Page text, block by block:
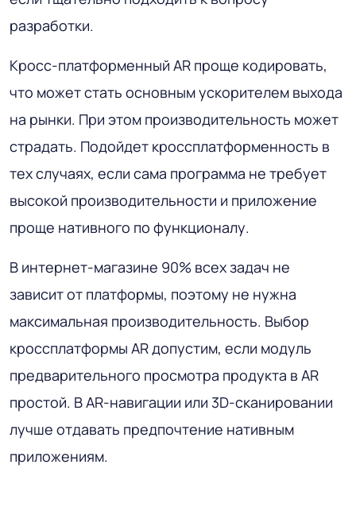
разработки.
Кросс-платформенный AR проще кодировать,
что может стать основным ускорителем выхода
на рынки. При этом производительность может
страдать. Подойдет кроссплатформенность в
тех случаях, если сама программа не требует
высокой производительности и приложение
проще нативного по функционалу.
В интернет-магазине 90% всех задач не
зависит от платформы, поэтому не нужна
максимальная производительность. Выбор
кроссплатформы AR допустим, если модуль
предварительного просмотра продукта в AR
простой. В AR-навигации или 3D-сканировании
лучше отдавать предпочтение нативным
приложениям.